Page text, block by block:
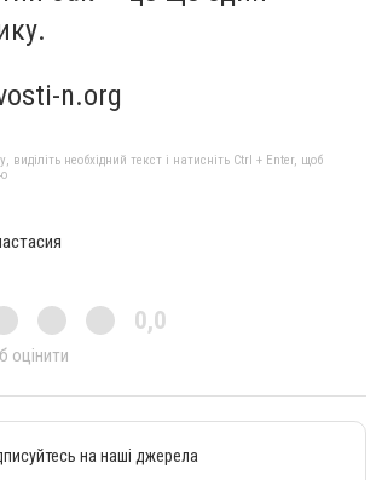
n.org
необхідний текст і натисніть Ctrl + Enter, щоб
0,0
оцінити
на наші джерела